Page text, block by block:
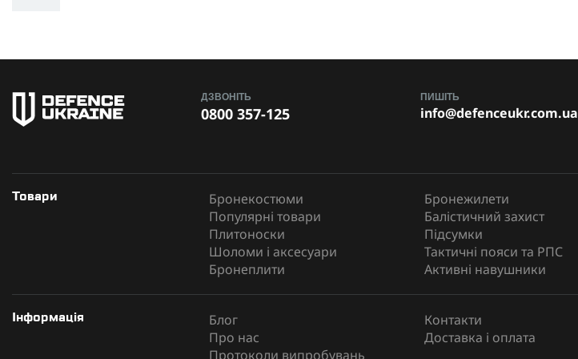
ДЗВОНІТЬ
0800 357-125
ПИШІТЬ
info@defenceukr.com.ua
Товари
Бронекостюми
Популярні товари
Плитоноски
Шоломи і аксесуари
Бронеплити
Бронежилети
Балістичний захист
Підсумки
Тактичні пояси та РПС
Активні навушники
Інформація
Блог
Про нас
Протоколи випробувань
Контакти
Доставка і оплата